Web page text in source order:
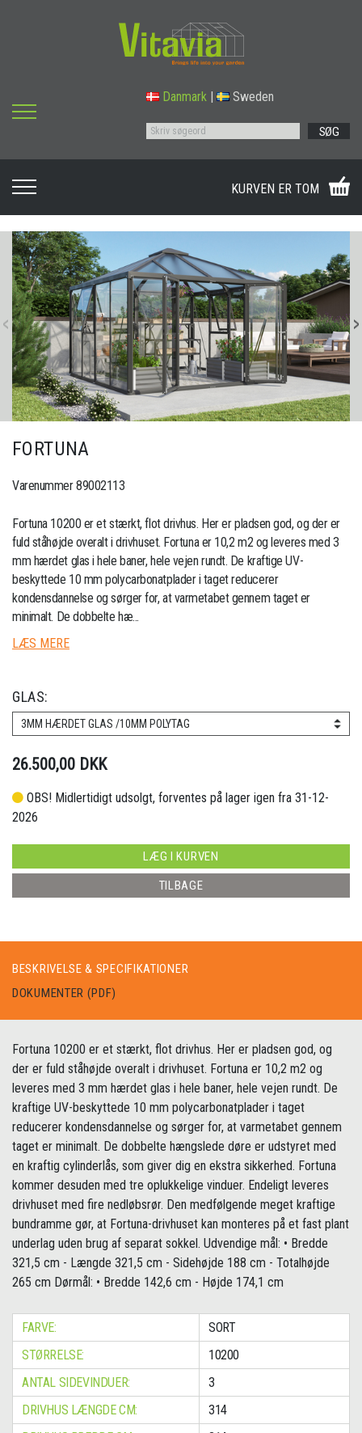
Danmark Sweden
SØG
KURVEN ER TOM
FORTUNA
Varenummer 89002113
Fortuna 10200 er et stærkt, flot drivhus. Her er pladsen god, og der er
fuld ståhøjde overalt i drivhuset. Fortuna er 10,2 m2 og leveres med 3
mm hærdet glas i hele baner, hele vejen rundt. De kraftige UV-
beskyttede 10 mm polycarbonatplader i taget reducerer
kondensdannelse og sørger for, at varmetabet gennem taget er
minimalt. De dobbelte hæ...
LÆS MERE
GLAS:
3MM HÆRDET GLAS /10MM POLYTAG
26.500,00 DKK
OBS! Midlertidigt udsolgt, forventes på lager igen fra 31-12-
2026
LÆG I KURVEN
TILBAGE
BESKRIVELSE & SPECIFIKATIONER
DOKUMENTER (PDF)
Fortuna 10200 er et stærkt, flot drivhus. Her er pladsen god, og
der er fuld ståhøjde overalt i drivhuset. Fortuna er 10,2 m2 og
leveres med 3 mm hærdet glas i hele baner, hele vejen rundt. De
kraftige UV-beskyttede 10 mm polycarbonatplader i taget
reducerer kondensdannelse og sørger for, at varmetabet gennem
taget er minimalt. De dobbelte hængslede døre er udstyret med
en kraftig cylinderlås, som giver dig en ekstra sikkerhed. Fortuna
kommer desuden med tre oplukkelige vinduer. Endeligt leveres
drivhuset med fire nedløbsrør. Den medfølgende meget kraftige
bundramme gør, at Fortuna-drivhuset kan monteres på et fast plant
underlag uden brug af separat sokkel. Udvendige mål: • Bredde
321,5 cm - Længde 321,5 cm - Sidehøjde 188 cm - Totalhøjde
265 cm Dørmål: • Bredde 142,6 cm - Højde 174,1 cm
FARVE:
SORT
STØRRELSE:
10200
ANTAL SIDEVINDUER:
3
DRIVHUS LÆNGDE CM:
314